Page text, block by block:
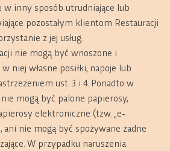
w inny sposób utrudniające lub
pozostałym klientom Restauracji
z jej usług.
nie mogą być wnoszone i
niej własne posiłki, napoje lub
ust. 3 i 4. Ponadto w
mogą być palone papierosy,
elektroniczne (tzw. „e-
ani nie mogą być spożywane żadne
W przypadku naruszenia